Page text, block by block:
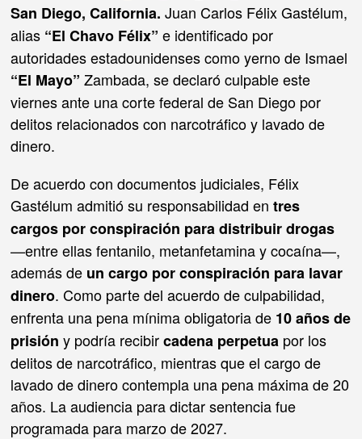
San Diego, California. Juan Carlos Félix Gastélum,
alias “El Chavo Félix” e identificado por
autoridades estadounidenses como yerno de Ismael
“El Mayo” Zambada, se declaró culpable este
viernes ante una corte federal de San Diego por
delitos relacionados con narcotráfico y lavado de
dinero.
De acuerdo con documentos judiciales, Félix
Gastélum admitió su responsabilidad entres
cargos por conspiración para distribuir drogas
—entre ellas fentanilo, metanfetamina y cocaína—,
además de un cargo por conspiración para lavar
dinero. Como parte del acuerdo de culpabilidad,
enfrenta una pena mínima obligatoria de 10 años de
prisión y podría recibircadena perpetua por los
delitos de narcotráfico, mientras que el cargo de
lavado de dinero contempla una pena máxima de 20
años. La audiencia para dictar sentencia fue
programada para marzo de 2027.